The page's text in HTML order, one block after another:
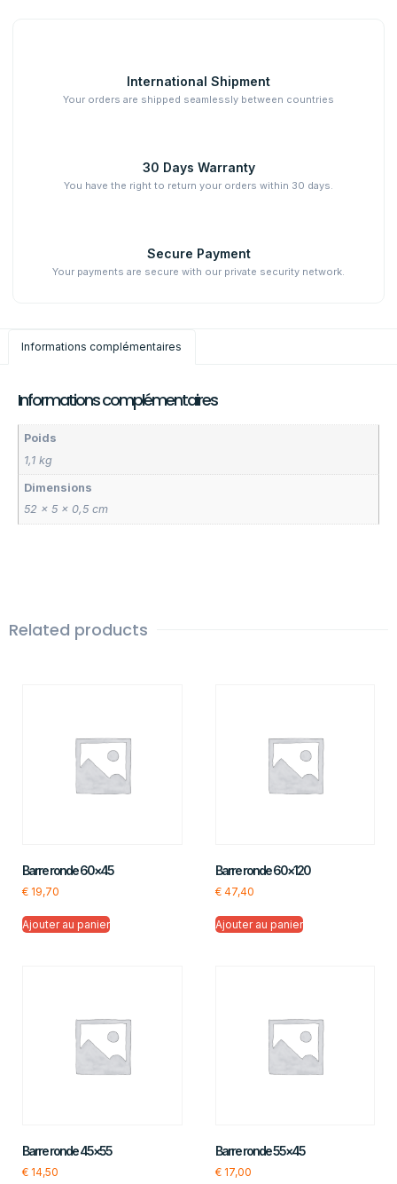
International Shipment
Your orders are shipped seamlessly between countries
30 Days Warranty
You have the right to return your orders within 30 days.
Secure Payment
Your payments are secure with our private security network.
Informations complémentaires
Informations complémentaires
Poids
1,1 kg
Dimensions
52 × 5 × 0,5 cm
Related products
Barre ronde 60×45
€ 19,70
Ajouter au panier
Barre ronde 60×120
€47,40
Ajouter au panier
Barre ronde 45×55
€ 14,50
Barre ronde 55×45
€17,00